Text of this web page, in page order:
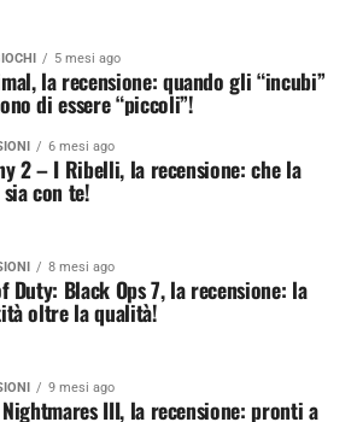
5 mesi ago
la recensione: quando gli “incubi”
di essere “piccoli”!
6 mesi ago
2 – I Ribelli, la recensione: che la
sia con te!
8 mesi ago
Duty: Black Ops 7, la recensione: la
oltre la qualità!
9 mesi ago
III, la recensione: pronti a